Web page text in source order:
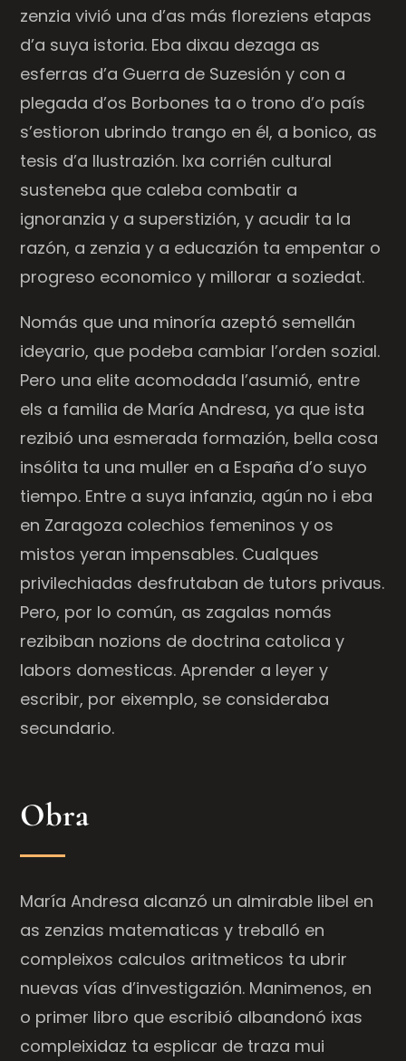
zenzia vivió una d’as más floreziens etapas
d’a suya istoria. Eba dixau dezaga as
esferras d’a Guerra de Suzesión y con a
plegada d’os Borbones ta o trono d’o país
s’estioron ubrindo trango en él, a bonico, as
tesis d’a Ilustrazión. Ixa corrién cultural
susteneba que caleba combatir a
ignoranzia y a superstizión, y acudir ta la
razón, a zenzia y a educazión ta empentar o
progreso economico y millorar a soziedat.
Nomás que una minoría azeptó semellán
ideyario, que podeba cambiar l’orden sozial.
Pero una elite acomodada l’asumió, entre
els a familia de María Andresa, ya que ista
rezibió una esmerada formazión, bella cosa
insólita ta una muller en a España d’o suyo
tiempo. Entre a suya infanzia, agún no i eba
en Zaragoza colechios femeninos y os
mistos yeran impensables. Cualques
privilechiadas desfrutaban de tutors privaus.
Pero, por lo común, as zagalas nomás
rezibiban nozions de doctrina catolica y
labors domesticas. Aprender a leyer y
escribir, por eixemplo, se consideraba
secundario.
Obra
María Andresa alcanzó un almirable libel en
as zenzias matematicas y treballó en
compleixos calculos aritmeticos ta ubrir
nuevas vías d’investigazión. Manimenos, en
o primer libro que escribió albandonó ixas
compleixidaz ta esplicar de traza mui